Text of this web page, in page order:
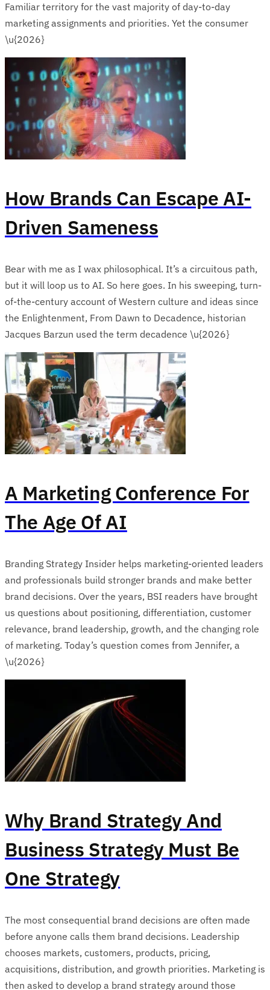
Familiar territory for the vast majority of day-to-day
marketing assignments and priorities. Yet the consumer
\u{2026}
How Brands Can Escape AI-
Driven Sameness
Bear with me as I wax philosophical. It’s a circuitous path,
but it will loop us to AI. So here goes. In his sweeping, turn-
of-the-century account of Western culture and ideas since
the Enlightenment, From Dawn to Decadence, historian
Jacques Barzun used the term decadence \u{2026}
A Marketing Conference For
The Age Of AI
Branding Strategy Insider helps marketing-oriented leaders
and professionals build stronger brands and make better
brand decisions. Over the years, BSI readers have brought
us questions about positioning, differentiation, customer
relevance, brand leadership, growth, and the changing role
of marketing. Today’s question comes from Jennifer, a
\u{2026}
Why Brand Strategy And
Business Strategy Must Be
One Strategy
The most consequential brand decisions are often made
before anyone calls them brand decisions. Leadership
chooses markets, customers, products, pricing,
acquisitions, distribution, and growth priorities. Marketing is
then asked to develop a brand strategy around those